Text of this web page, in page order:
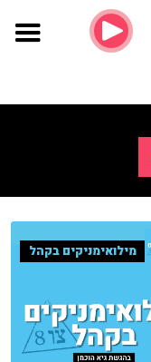
מילואימניקים בקהל